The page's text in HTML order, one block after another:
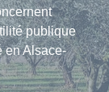
publique
en Alsace-